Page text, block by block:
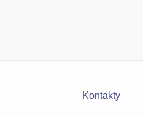
Kontakty